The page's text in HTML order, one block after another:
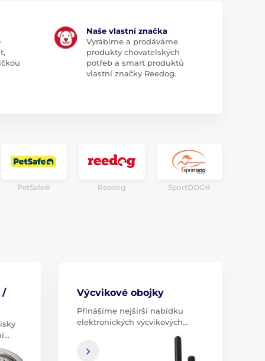
Naše vlastní značka
Vyrábíme a prodáváme
produkty chovatelských
potřeb a smart produktů
vlastní značky Reedog.
PetSafe® Reedog SportDOG®
/
Výcvikové obojky
Přinášíme nejširší nabídku
elektronických výcvikových…